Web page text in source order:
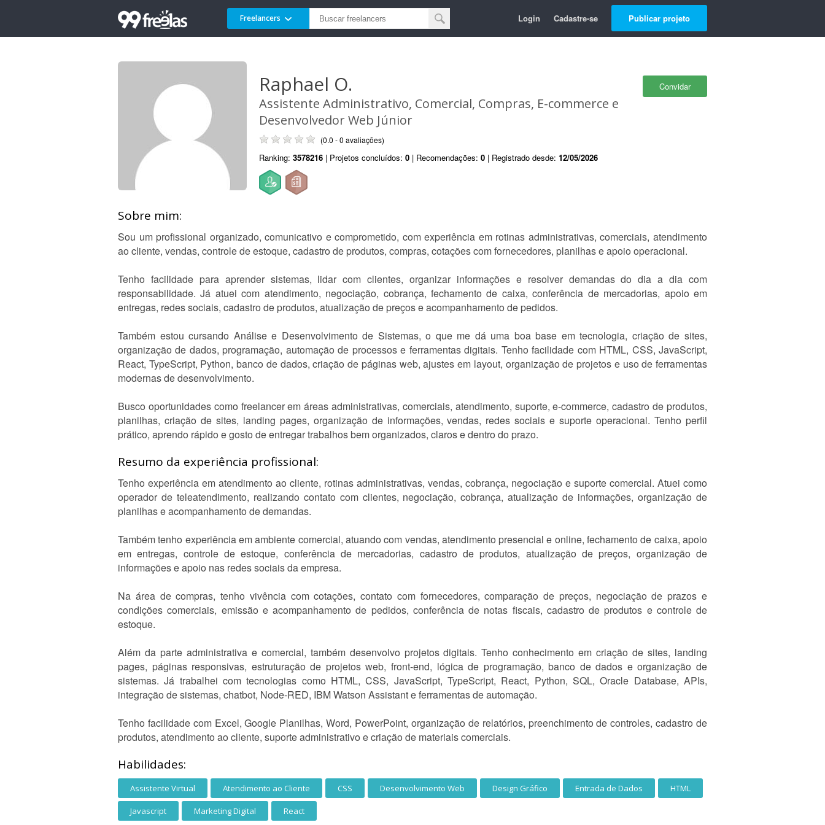
Freelancers Login Cadastre-se Publicar projeto
Convidar
Raphael O.
Assistente Administrativo, Comercial, Compras, E-commerce e
Desenvolvedor Web Júnior
(0.0 - 0 avaliações)
Ranking: 3578216 | Projetos concluídos: 0 | Recomendações: 0 | Registrado desde: 12/05/2026
Sobre mim:
Sou um profissional organizado, comunicativo e comprometido, com experiência em rotinas administrativas, comerciais, atendimento
ao cliente, vendas, controle de estoque, cadastro de produtos, compras, cotações com fornecedores, planilhas e apoio operacional.
Tenho facilidade para aprender sistemas, lidar com clientes, organizar informações e resolver demandas do dia a dia com
responsabilidade. Já atuei com atendimento, negociação, cobrança, fechamento de caixa, conferência de mercadorias, apoio em
entregas, redes sociais, cadastro de produtos, atualização de preços e acompanhamento de pedidos.
Também estou cursando Análise e Desenvolvimento de Sistemas, o que me dá uma boa base em tecnologia, criação de sites,
organização de dados, programação, automação de processos e ferramentas digitais. Tenho facilidade com HTML, CSS, JavaScript,
React, TypeScript, Python, banco de dados, criação de páginas web, ajustes em layout, organização de projetos e uso de ferramentas
modernas de desenvolvimento.
Busco oportunidades como freelancer em áreas administrativas, comerciais, atendimento, suporte, e-commerce, cadastro de produtos,
planilhas, criação de sites, landing pages, organização de informações, vendas, redes sociais e suporte operacional. Tenho perfil
prático, aprendo rápido e gosto de entregar trabalhos bem organizados, claros e dentro do prazo.
Resumo da experiência profissional:
Tenho experiência em atendimento ao cliente, rotinas administrativas, vendas, cobrança, negociação e suporte comercial. Atuei como
operador de teleatendimento, realizando contato com clientes, negociação, cobrança, atualização de informações, organização de
planilhas e acompanhamento de demandas.
Também tenho experiência em ambiente comercial, atuando com vendas, atendimento presencial e online, fechamento de caixa, apoio
em entregas, controle de estoque, conferência de mercadorias, cadastro de produtos, atualização de preços, organização de
informações e apoio nas redes sociais da empresa.
Na área de compras, tenho vivência com cotações, contato com fornecedores, comparação de preços, negociação de prazos e
condições comerciais, emissão e acompanhamento de pedidos, conferência de notas fiscais, cadastro de produtos e controle de
estoque.
Além da parte administrativa e comercial, também desenvolvo projetos digitais. Tenho conhecimento em criação de sites, landing
pages, páginas responsivas, estruturação de projetos web, front-end, lógica de programação, banco de dados e organização de
sistemas. Já trabalhei com tecnologias como HTML, CSS, JavaScript, TypeScript, React, Python, SQL, Oracle Database, APIs,
integração de sistemas, chatbot, Node-RED, IBM Watson Assistant e ferramentas de automação.
Tenho facilidade com Excel, Google Planilhas, Word, PowerPoint, organização de relatórios, preenchimento de controles, cadastro de
produtos, atendimento ao cliente, suporte administrativo e criação de materiais comerciais.
Habilidades:
Assistente Virtual Atendimento ao Cliente CSS Desenvolvimento Web Design Gráfico Entrada de Dados HTML
Javascript Marketing Digital React